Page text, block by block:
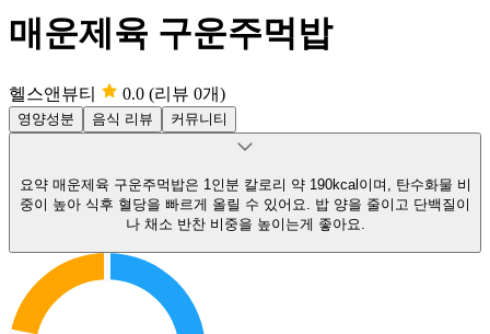
매운제육 구운주먹밥
헬스앤뷰티 0.0 (리뷰 0개)
영양성분 음식 리뷰 커뮤니티
요약 매운제육 구운주먹밥은 1인분 칼로리 약 190kcal이며, 탄수화물 비
중이 높아 식후 혈당을 빠르게 올릴 수 있어요. 밥 양을 줄이고 단백질이
나 채소 반찬 비중을 높이는게 좋아요.